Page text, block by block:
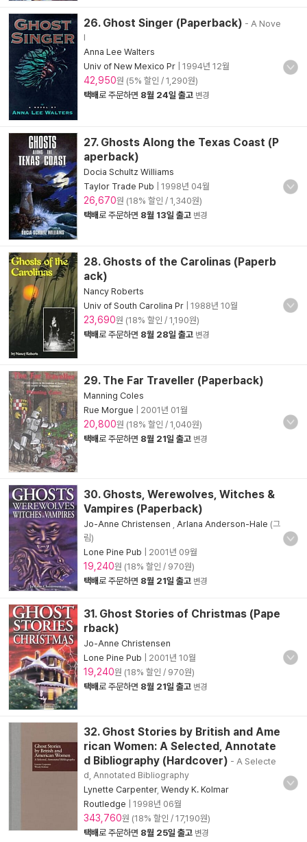
26. Ghost Singer (Paperback) - A Nove
l
Anna Lee Walters
Univ of New Mexico Pr
1994년 12월
42,950원 (5% 할인 / 1,290원)
택배로 주문하면 8월 24일 출고 변경
27. Ghosts Along the Texas Coast (P
aperback)
Docia Schultz Williams
Taylor Trade Pub
1998년 04월
26,670원 (18% 할인 / 1,340원)
택배로 주문하면 8월 13일 출고 변경
28. Ghosts of the Carolinas (Paperb
ack)
Nancy Roberts
Univ of South Carolina Pr
1988년 10월
23,690원 (18% 할인 / 1,190원)
택배로 주문하면 8월 28일 출고 변경
29. The Far Traveller (Paperback)
Manning Coles
Rue Morgue
2001년 01월
20,800원 (18% 할인 / 1,040원)
택배로 주문하면 8월 21일 출고 변경
30. Ghosts, Werewolves, Witches &
Vampires (Paperback)
Jo-Anne Christensen Arlana Anderson-Hale (그
림)
Lone Pine Pub
2001년 09월
19,240원 (18% 할인 / 970원)
택배로 주문하면 8월 21일 출고 변경
31. Ghost Stories of Christmas (Pape
rback)
Jo-Anne Christensen
Lone Pine Pub
2001년 10월
19,240원 (18% 할인 / 970원)
택배로 주문하면 8월 21일 출고 변경
32. Ghost Stories by British and Ame
rican Women: A Selected, Annotate
d Bibliography (Hardcover) - A Selecte
d, Annotated Bibliography
Lynette Carpenter, Wendy K. Kolmar
Routledge
1998년 06월
343,760원 (18% 할인 / 17,190원)
택배로 주문하면 8월 25일 출고 변경